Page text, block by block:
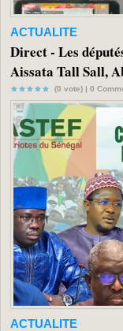
ACTUALITE
Direct - Les
Aissata Tall Sall,
(0 vote) | 0
ACTUALITE